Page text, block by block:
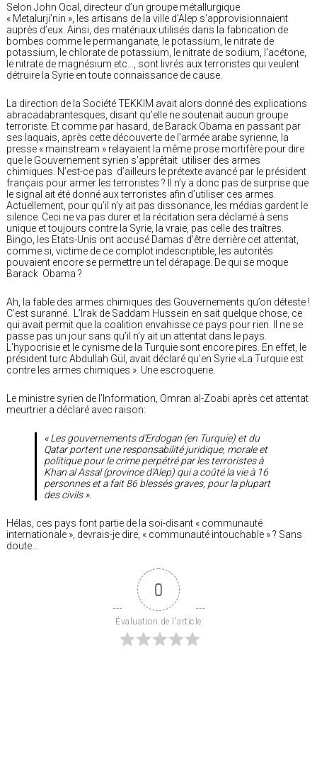
Selon John Ocal, directeur d’un groupe métallurgique
« Metalurji’nin », les artisans de la ville d’Alep s’approvisionnaient
auprès d’eux. Ainsi, des matériaux utilisés dans la fabrication de
bombes comme le permanganate, le potassium, le nitrate de
potassium, le chlorate de potassium, le nitrate de sodium, l’acétone,
le nitrate de magnésium etc…, sont livrés aux terroristes qui veulent
détruire la Syrie en toute connaissance de cause.
La direction de la Société TEKKIM avait alors donné des explications
abracadabrantesques, disant qu’elle ne soutenait aucun groupe
terroriste. Et comme par hasard, de Barack Obama en passant par
ses laquais, après cette découverte de l’armée arabe syrienne, la
presse « mainstream » relayaient la même prose mortifère pour dire
que le Gouvernement syrien s’apprêtait utiliser des armes
chimiques. N’est-ce pas d’ailleurs le prétexte avancé par le président
français pour armer les terroristes ? Il n’y a donc pas de surprise que
le signal ait été donné aux terroristes afin d’utiliser ces armes.
Actuellement, pour qu’il n’y ait pas dissonance, les médias gardent le
silence. Ceci ne va pas durer et la récitation sera déclamé à sens
unique et toujours contre la Syrie, la vraie, pas celle des traîtres.
Bingo, les Etats-Unis ont accusé Damas d’être derrière cet attentat,
comme si, victime de ce complot indescriptible, les autorités
pouvaient encore se permettre un tel dérapage. De qui se moque
Barack Obama ?
Ah, la fable des armes chimiques des Gouvernements qu’on déteste !
C’est suranné. L’Irak de Saddam Hussein en sait quelque chose, ce
qui avait permit que la coalition envahisse ce pays pour rien. Il ne se
passe pas un jour sans qu’il n’y ait un attentat dans le pays.
L’hypocrisie et le cynisme de la Turquie sont encore pires. En effet, le
président turc Abdullah Gül, avait déclaré qu’en Syrie «La Turquie est
contre les armes chimiques ». Une escroquerie.
Le ministre syrien de l’Information, Omran al-Zoabi après cet attentat
meurtrier a déclaré avec raison:
« Les gouvernements d’Erdogan (en Turquie) et du
Qatar portent une responsabilité juridique, morale et
politique pour le crime perpétré par les terroristes à
Khan al Assal (province d’Alep) qui a coûté la vie à 16
personnes et a fait 86 blessés graves, pour la plupart
des civils ».
Hélas, ces pays font partie de la soi-disant « communauté
internationale », devrais-je dire, « communauté intouchable » ? Sans
doute…
0
Évaluation de l'article